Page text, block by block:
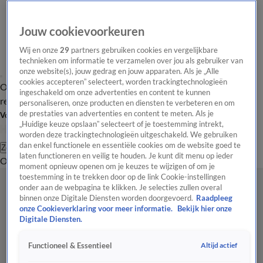
Overzicht Laatste nieuws Regionieuws Het beste van Hart
Tip de
redactie
Volg Hart van Nederland
Zoeken
OverzichtRegioUitzendingenWeerTip de redactiePanelVideo's
Jouw cookievoorkeuren
Wij en onze29 partners gebruiken cookies en vergelijkbare
technieken om informatie te verzamelen over jou als gebruiker van
onze website(s), jouw gedrag en jouw apparaten. Als je „Alle
cookies accepteren” selecteert, worden trackingtechnologieën
ingeschakeld om onze advertenties en content te kunnen
personaliseren, onze producten en diensten te verbeteren en om
de prestaties van advertenties en content te meten. Als je
„Huidige keuze opslaan” selecteert of je toestemming intrekt,
worden deze trackingtechnologieën uitgeschakeld. We gebruiken
dan enkel functionele en essentiële cookies om de website goed te
laten functioneren en veilig te houden. Je kunt dit menu op ieder
moment opnieuw openen om je keuzes te wijzigen of om je
toestemming in te trekken door op de link Cookie-instellingen
onder aan de webpagina te klikken. Je selecties zullen overal
binnen onze Digitale Diensten worden doorgevoerd. Raadpleeg
onze Cookieverklaring voor meer informatie.
Bekijk hier onze
Digitale Diensten.
Functioneel & Essentieel Altijd actief